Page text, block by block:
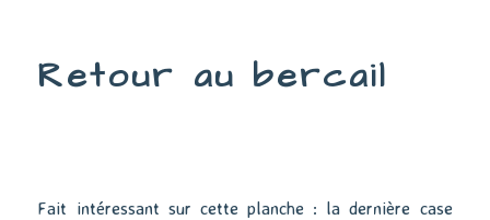
Retour au bercail
Fait intéressant sur cette planche : la dernière case